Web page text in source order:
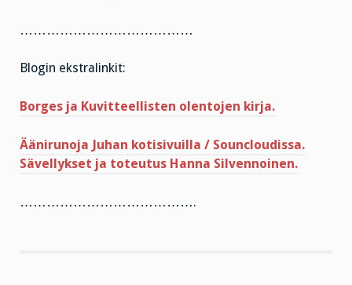
…………………………………
Blogin ekstralinkit:
Borges ja Kuvitteellisten olentojen kirja.
Äänirunoja Juhan kotisivuilla / Souncloudissa.
Sävellykset ja toteutus Hanna Silvennoinen.
………………………………….